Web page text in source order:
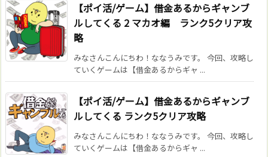
【ポイ活/ゲーム】借金あるからギャンブ
ルしてくる 2 マカオ編 ランク5クリア攻
略
みなさんこんにちわ！ななうみです。 今回、攻略し
ていくゲームは【借金あるからギャ ...
【ポイ活/ゲーム】借金あるからギャンブ
ルしてくる ランク5クリア攻略
みなさんこんにちわ！ななうみです。 今回、攻略し
ていくゲームは【借金あるからギャ ...